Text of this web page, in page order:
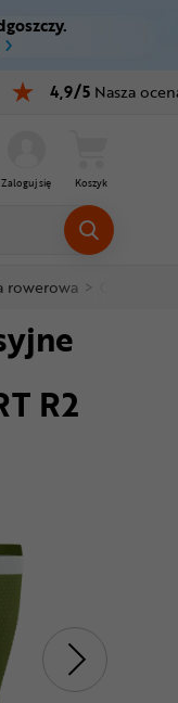
M
4,9/5 Nasza
Zaloguj się Koszyk
rowerowa >
R2